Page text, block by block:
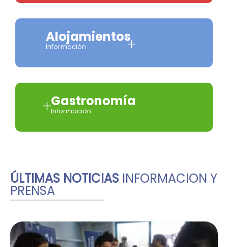
Alojamientos
Información
Gastronomía
Información
ÚLTIMAS NOTICIAS INFORMACION Y
PRENSA